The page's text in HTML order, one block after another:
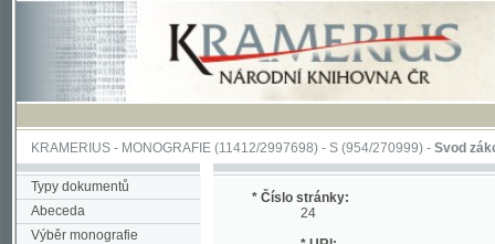
KRAMERIUS-MONOGRAFIE(11412/2997698) -S (954/270999)-Svod zákonův
Typy dokumentů
Abeceda
Výběr monografie
Monografie
* Číslo stránky:
24
* URI:
http://kramerius.nkp.cz/kramerius/